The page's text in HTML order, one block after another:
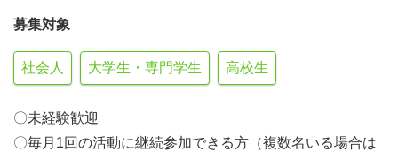
募集対象
社会人 大学生・専門学生 高校生
〇未経験歓迎
〇毎月1回の活動に継続参加できる方（複数名いる場合は